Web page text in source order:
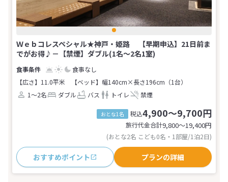
Ｗｅｂコレスペシャル★神戸・姫路 【早期申込】21日前ま
でがお得♪－【禁煙】ダブル(1名～2名1室)
食事なし
【広さ】11.0平米
【ベッド】幅140cm×長さ196cm（1台）
1～2名
ダブル バス トイレ 禁煙
おとな1名 税込4,900～9,700円
旅行代金合計9,800〜19,400円
(おとな2名 こども0名・1部屋/1泊2日)
おすすめポイント プランの詳細